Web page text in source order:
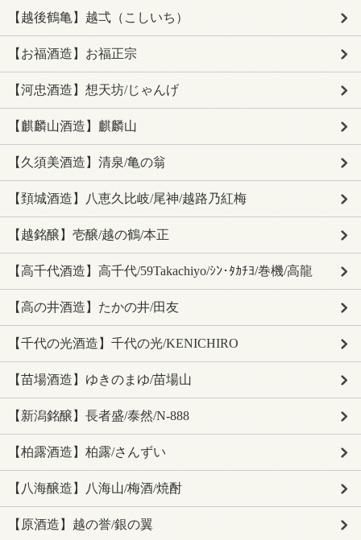
【越後鶴亀】越弌（こしいち）
【お福酒造】お福正宗
【河忠酒造】想天坊/じゃんげ
【麒麟山酒造】麒麟山
【久須美酒造】清泉/亀の翁
【頚城酒造】八恵久比岐/尾神/越路乃紅梅
【越銘醸】壱醸/越の鶴/本正
【高千代酒造】高千代/59Takachiyo/ｼﾝ･ﾀｶﾁﾖ/巻機/高龍
【高の井酒造】たかの井/田友
【千代の光酒造】千代の光/KENICHIRO
【苗場酒造】ゆきのまゆ/苗場山
【新潟銘醸】長者盛/泰然/N-888
【柏露酒造】柏露/さんずい
【八海醸造】八海山/梅酒/焼酎
【原酒造】越の誉/銀の翼